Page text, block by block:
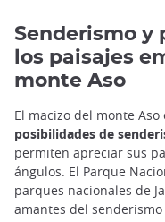
Senderismo y
los paisajes
monte Aso
El macizo del monte Aso
posibilidades de
permiten apreciar sus
ángulos. El Parque
parques nacionales de
amantes del